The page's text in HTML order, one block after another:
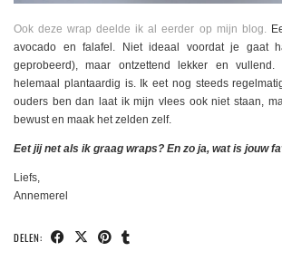
Ook deze wrap deelde ik al eerder op mijn blog.
avocado en falafel. Niet ideaal voordat je gaat
geprobeerd), maar ontzettend lekker en
helemaal plantaardig is. Ik eet nog steeds
ouders ben dan laat ik mijn vlees ook niet staan,
bewust en maak het zelden zelf.
Eet jij net als ik graag wraps? En zo ja, wat is jouw
Liefs,
Annemerel
DELEN: